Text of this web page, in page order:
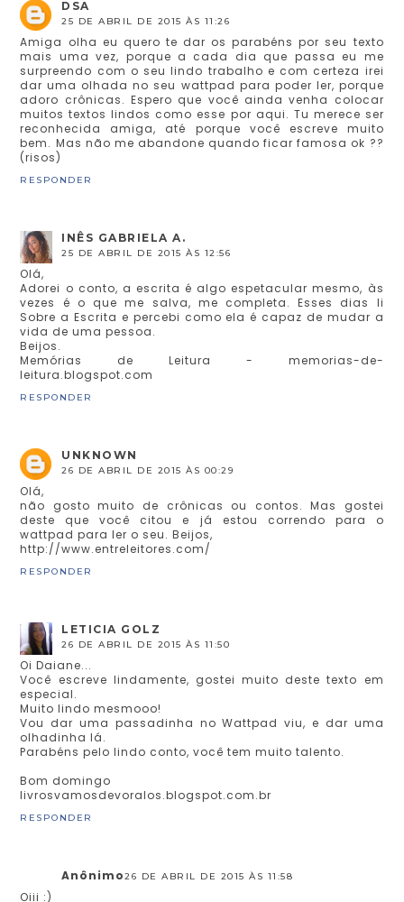
DSA
25 DE ABRIL DE 2015 ÀS 11:26
Amiga olha eu quero te dar os parabéns por seu texto
mais uma vez, porque a cada dia que passa eu me
surpreendo com o seu lindo trabalho e com certeza irei
dar uma olhada no seu wattpad para poder ler, porque
adoro crônicas. Espero que você ainda venha colocar
muitos textos lindos como esse por aqui. Tu merece ser
reconhecida amiga, até porque você escreve muito
bem. Mas não me abandone quando ficar famosa ok ??
(risos)
RESPONDER
INÊS GABRIELA A.
25 DE ABRIL DE 2015 ÀS 12:56
Olá,
Adorei o conto, a escrita é algo espetacular mesmo, às
vezes é o que me salva, me completa. Esses dias li
Sobre a Escrita e percebi como ela é capaz de mudar a
vida de uma pessoa.
Beijos.
Memórias de Leitura - memorias-de-
leitura.blogspot.com
RESPONDER
UNKNOWN
26 DE ABRIL DE 2015 ÀS 00:29
Olá,
não gosto muito de crônicas ou contos. Mas gostei
deste que você citou e já estou correndo para o
wattpad para ler o seu. Beijos,
http://www.entreleitores.com/
RESPONDER
LETICIA GOLZ
26 DE ABRIL DE 2015 ÀS 11:50
Oi Daiane...
Você escreve lindamente, gostei muito deste texto em
especial.
Muito lindo mesmooo!
Vou dar uma passadinha no Wattpad viu, e dar uma
olhadinha lá.
Parabéns pelo lindo conto, você tem muito talento.
Bom domingo
livrosvamosdevoralos.blogspot.com.br
RESPONDER
Anônimo26 DE ABRIL DE 2015 ÀS 11:58
Oiii :)